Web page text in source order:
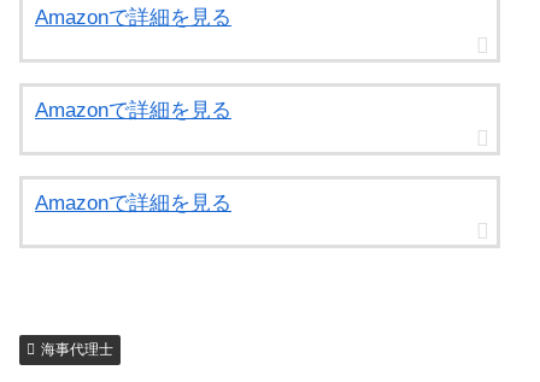
Amazonで詳細を見る
Amazonで詳細を見る
Amazonで詳細を見る
海事代理士